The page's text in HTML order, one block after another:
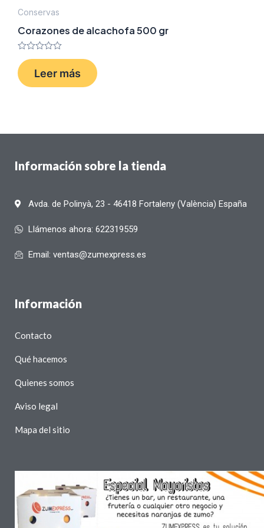
Conservas
Corazones de alcachofa 500 gr
Valorado
con
0
de
Leer más
Información sobre la tienda
Avda. de Polinyà, 23 - 46418 Fortaleny (València) España
Llámenos ahora: 622319559
Email: ventas@zumexpress.es
Información
Contacto
Qué hacemos
Quienes somos
Aviso legal
Mapa del sitio